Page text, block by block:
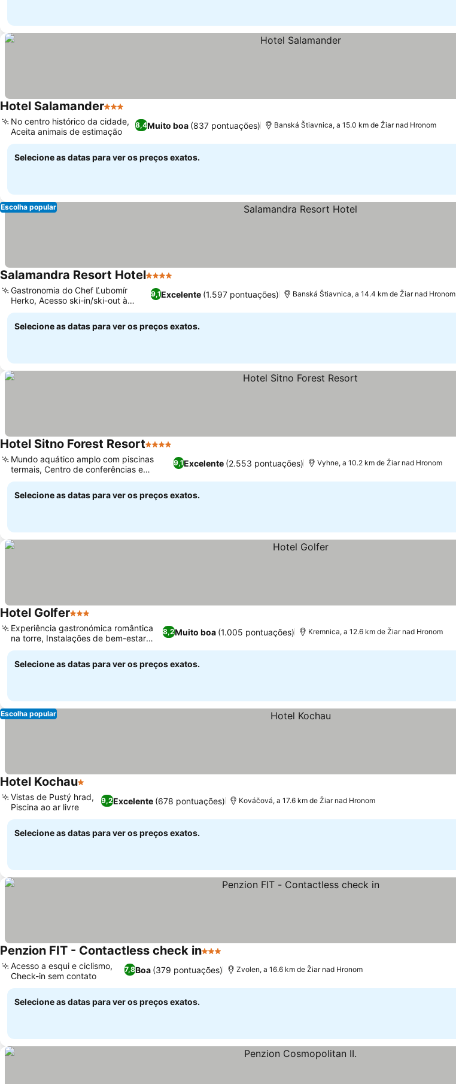
Hotel Salamander3 Estrelas
8,4Muito boa (837 pontuações)
No centro histórico da cidade,
Aceita animais de estimação
Banská Štiavnica, a 15.0 km de Žiar nad Hronom
Selecione as datas para ver os preços exatos.
Escolha popular
Salamandra Resort Hotel4 Estrelas
9,1Excelente (1.597 pontuações)
Gastronomia do Chef Ľubomír
Herko, Acesso ski-in/ski-out à
montanha
Banská Štiavnica, a 14.4 km de Žiar nad Hronom
Selecione as datas para ver os preços exatos.
Hotel Sitno Forest Resort4 Estrelas
9,1Excelente (2.553 pontuações)
Mundo aquático amplo com piscinas
termais, Centro de conferências e
eventos moderno
Vyhne, a 10.2 km de Žiar nad Hronom
Selecione as datas para ver os preços exatos.
Hotel Golfer3 Estrelas
8,2Muito boa (1.005 pontuações)
Experiência gastronómica romântica
na torre, Instalações de bem-estar
privadas
Kremnica, a 12.6 km de Žiar nad Hronom
Selecione as datas para ver os preços exatos.
Escolha popular
Hotel Kochau1 Estrelas
9,2Excelente (678 pontuações)
Vistas de Pustý hrad,
Piscina ao ar livre
Kováčová, a 17.6 km de Žiar nad Hronom
Selecione as datas para ver os preços exatos.
Penzion FIT - Contactless check in3 Estrelas
7,8Boa (379 pontuações)
Acesso a esqui e ciclismo,
Check-in sem contato
Zvolen, a 16.6 km de Žiar nad Hronom
Selecione as datas para ver os preços exatos.